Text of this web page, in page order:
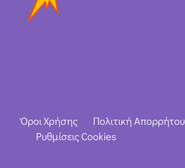
Όροι Χρήσης Πολιτική Απορρήτου
Ρυθμίσεις Cookies